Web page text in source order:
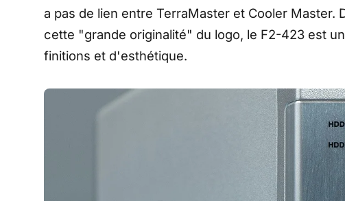
a pas de lien entre TerraMaster et Cooler
cette "grande originalité" du logo, le F2-423 est
finitions et d'esthétique.